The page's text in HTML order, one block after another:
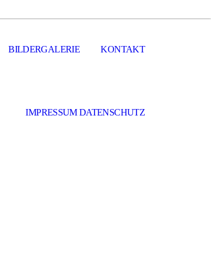
BILDERGALERIE KONTAKT
IMPRESSUM DATENSCHUTZ